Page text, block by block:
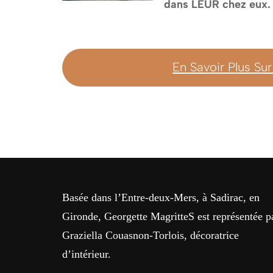
dans LEUR chez eux.
En Savoir Plus
Basée dans l’Entre-deux-Mers, à Sadirac, en
Gironde, Georgette MagritteS est représentée
Graziella Couasnon-Torlois, décoratrice
d’intérieur.